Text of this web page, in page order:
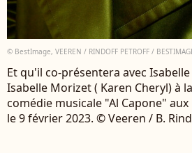
© BestImage, VEEREN / RINDOFF PETROFF /
Et qu'il co-présentera avec
Isabelle Morizet ( Karen Cheryl) à
comédie musicale "Al Capone"
le 9 février 2023. © Veeren / B.